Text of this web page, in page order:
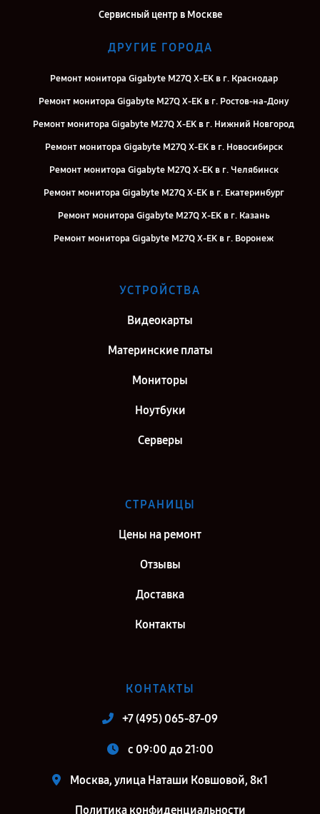
Сервисный центр в Москве
ДРУГИЕ ГОРОДА
Ремонт монитора Gigabyte M27Q X-EK в г. Краснодар
Ремонт монитора Gigabyte M27Q X-EK в г. Ростов-на-Дону
Ремонт монитора Gigabyte M27Q X-EK в г. Нижний Новгород
Ремонт монитора Gigabyte M27Q X-EK в г. Новосибирск
Ремонт монитора Gigabyte M27Q X-EK в г. Челябинск
Ремонт монитора Gigabyte M27Q X-EK в г. Екатеринбург
Ремонт монитора Gigabyte M27Q X-EK в г. Казань
Ремонт монитора Gigabyte M27Q X-EK в г. Воронеж
Ремонт монитора Gigabyte M27Q X-EK в г. Самара
Ремонт монитора Gigabyte M27Q X-EK в г. Санкт-Петербург
УСТРОЙСТВА
Видеокарты
Материнские платы
Мониторы
Ноутбуки
Серверы
СТРАНИЦЫ
Цены на ремонт
Отзывы
Доставка
Контакты
КОНТАКТЫ
+7 (495) 065-87-09
c 09:00 до 21:00
Москва, улица Наташи Ковшовой, 8к1
Политика конфиденциальности